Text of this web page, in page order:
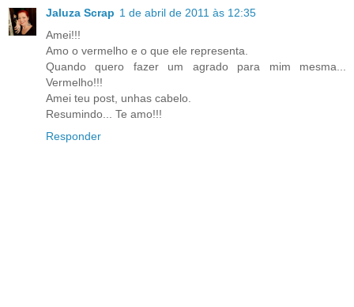
Jaluza Scrap 1 de abril de 2011 às 12:35
Amei!!!
Amo o vermelho e o que ele representa.
Quando quero fazer um agrado para mim mesma...
Vermelho!!!
Amei teu post, unhas cabelo.
Resumindo... Te amo!!!
Responder